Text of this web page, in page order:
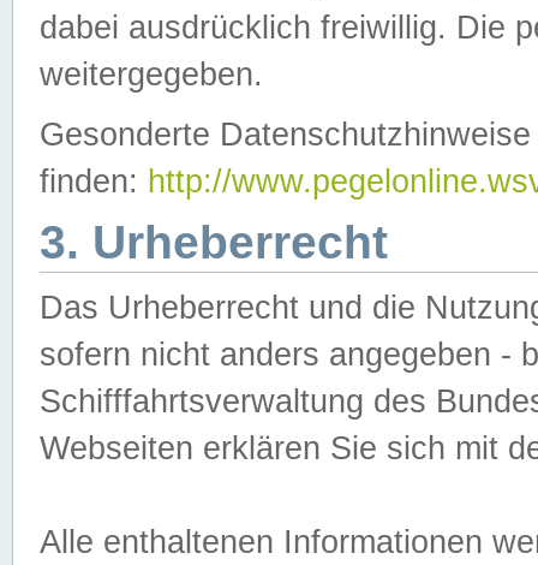
dabei ausdrücklich freiwillig. Die
weitergegeben.
Gesonderte
finden: http://
3. Urheberrecht
Das Urheberrecht und die
sofern nicht anders angegeben -
Schifffahrtsverwaltung des
Webseiten erklären Sie sich mit
Alle enthaltenen Informationen